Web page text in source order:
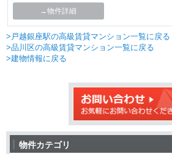
→物件詳細
>戸越銀座駅の高級賃貸マンション一覧に戻る
>品川区の高級賃貸マンション一覧に戻る
>建物情報に戻る
物件カテゴリ